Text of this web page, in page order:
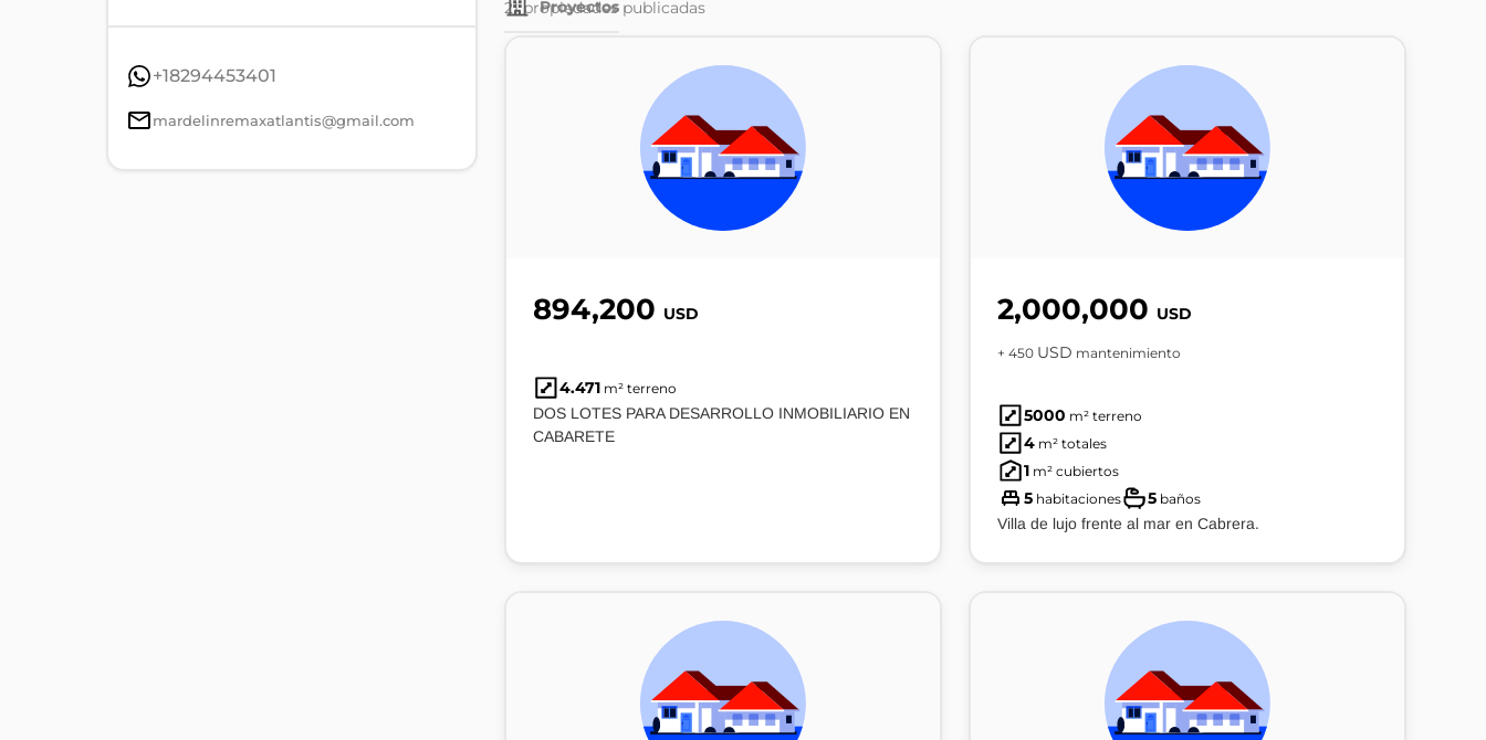
+18294453401
mardelinremaxatlantis@gmail.com
Proyectos
21propiedades publicadas
894,200 USD
4.471 m² terreno
DOS LOTES PARA DESARROLLO INMOBILIARIO EN
CABARETE
2,000,000 USD
+ 450 USD mantenimiento
5000 m² terreno
4 m² totales
1 m² cubiertos
5 habitaciones 5 baños
Villa de lujo frente al mar en Cabrera.